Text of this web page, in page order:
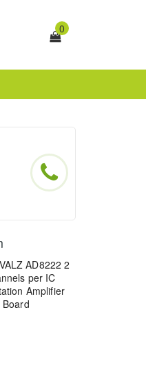
0
AD8222 2
per IC
Amplifier
Board